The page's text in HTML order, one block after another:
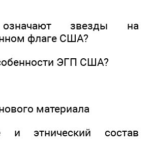
звезды на
флаге США?
ЭГП США?
материала
и этнический состав